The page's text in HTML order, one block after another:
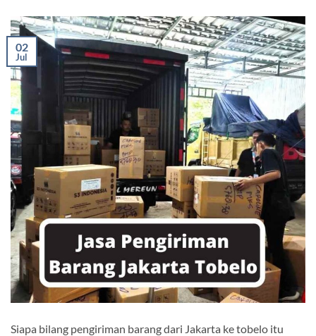
02
Jul
Siapa bilang pengiriman barang dari Jakarta ke tobelo itu